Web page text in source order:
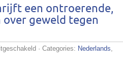
een ontroerende,
geweld tegen
voor
· Categories: Nederlands